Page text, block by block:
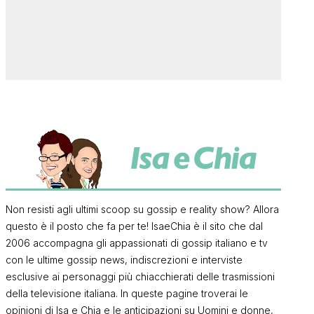
Non resisti agli ultimi scoop su gossip e reality show? Allora
questo è il posto che fa per te! IsaeChia è il sito che dal
2006 accompagna gli appassionati di gossip italiano e tv
con le ultime gossip news, indiscrezioni e interviste
esclusive ai personaggi più chiacchierati delle trasmissioni
della televisione italiana. In queste pagine troverai le
opinioni di Isa e Chia e le anticipazioni su Uomini e donne,